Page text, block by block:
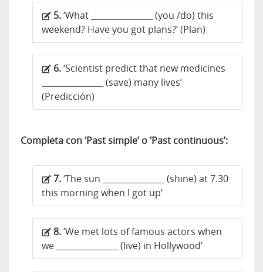
5.‘What _______________ (you /do) this
weekend? Have you got plans?’ (Plan)
6.‘Scientist predict that new medicines
_______________ (save) many lives’
(Predicción)
Completa con ‘Past simple’ o ‘Past continuous’:
7.‘The sun _______________ (shine) at 7.30
this morning when I got up’
8.‘We met lots of famous actors when
we _______________ (live) in Hollywood’